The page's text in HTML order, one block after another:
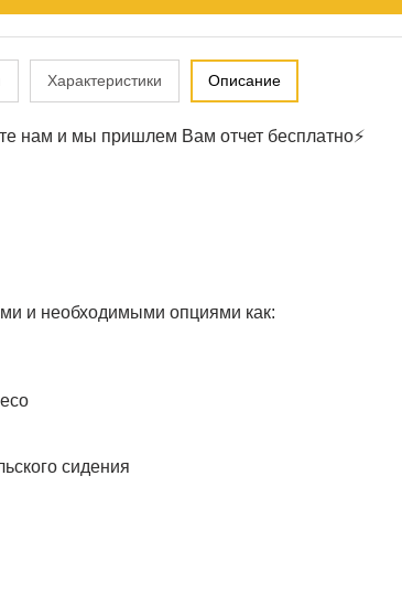
Характеристики Описание
и мы пришлем Вам отчет бесплатно⚡
и необходимыми опциями как:
сидения